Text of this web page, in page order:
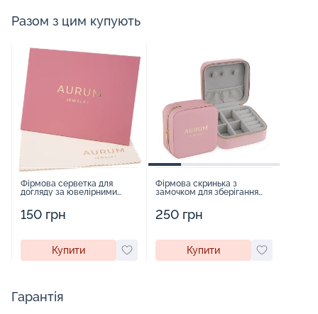
Разом з цим купують
Фірмова серветка для
догляду за ювелірними
150 грн
Купити
Фірмова скринька з
замочком для зберігання
250 грн
Купити
Гарантія